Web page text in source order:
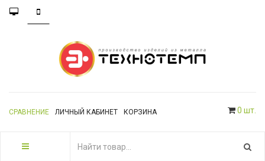
0 шт.
СРАВНЕНИЕ ЛИЧНЫЙ КАБИНЕТ КОРЗИНА